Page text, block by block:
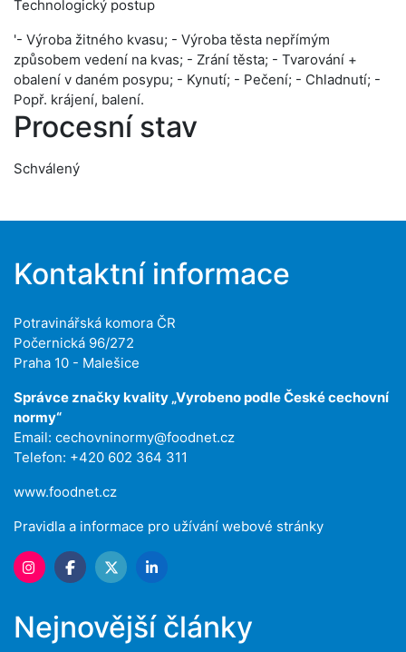
Technologický postup
'- Výroba žitného kvasu; - Výroba těsta nepřímým
způsobem vedení na kvas; - Zrání těsta; - Tvarování +
obalení v daném posypu; - Kynutí; - Pečení; - Chladnutí; -
Popř. krájení, balení.
Procesní stav
Schválený
Kontaktní informace
Potravinářská komora ČR
Počernická 96/272
Praha 10 - Malešice
Správce značky kvality „Vyrobeno podle České cechovní
normy“
Email: cechovninormy@foodnet.cz
Telefon: +420 602 364 311
www.foodnet.cz
Pravidla a informace pro užívání webové stránky
Nejnovější články